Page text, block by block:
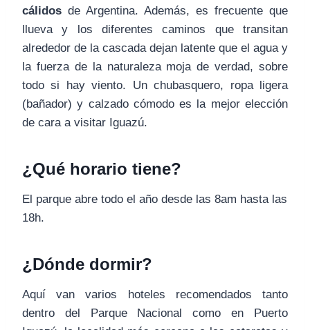
cálidos de Argentina. Además, es frecuente que
llueva y los diferentes caminos que transitan
alrededor de la cascada dejan latente que el agua y
la fuerza de la naturaleza moja de verdad, sobre
todo si hay viento. Un chubasquero, ropa ligera
(bañador) y calzado cómodo es la mejor elección
de cara a visitar Iguazú.
¿Qué horario tiene?
El parque abre todo el año desde las 8am hasta las
18h.
¿Dónde dormir?
Aquí van varios hoteles recomendados tanto
dentro del Parque Nacional como en Puerto